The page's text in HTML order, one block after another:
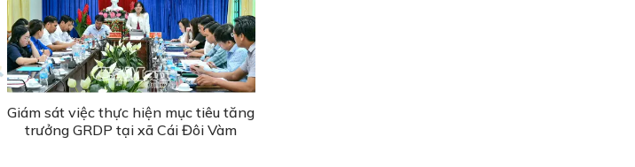
Giám sát việc thực hiện mục tiêu tăng
trưởng GRDP tại xã Cái Đôi Vàm